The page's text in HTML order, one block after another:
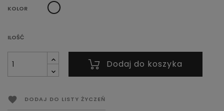
KOLOR Biały
ILOŚĆ
Dodaj do koszyka
 DODAJ DO LISTY ŻYCZEŃ